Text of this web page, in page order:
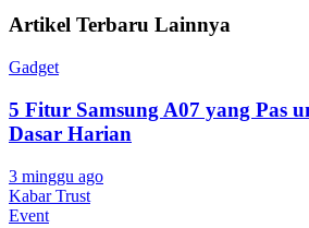
Artikel Terbaru Lainnya
Gadget
5 Fitur Samsung A07 yang Pas
Dasar Harian
3 minggu ago
Kabar Trust
Event